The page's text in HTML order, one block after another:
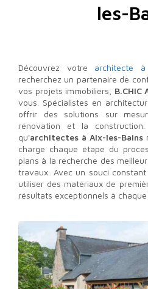
les-
Découvrez votre architecte à
recherchez un partenaire de
vos projets immobiliers, B.CHIC
vous. Spécialistes en
offrir des solutions sur
rénovation et la
qu'architectes à Aix-les-Bains
charge chaque étape du
plans à la recherche des
travaux. Avec un souci
utiliser des matériaux de
résultats exceptionnels à chaque